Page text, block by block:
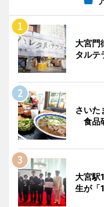
大宮門
タルテ
さいた
食品
大宮駅
生が「